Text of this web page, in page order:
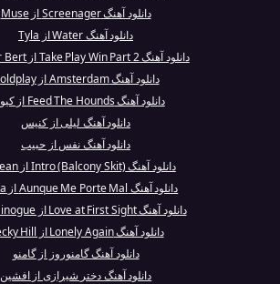
دانلود آهنگ Screenager از Muse
دانلود آهنگ Water از Tyla
دانلود آهنگ Take Play Win Part 2 از Volker Bert...
دانلود آهنگ Amsterdam از Coldplay
دانلود آهنگ Feed The Hounds از کیو ای
دانلود آهنگ لیلی از کنیس
دانلود آهنگ نفس از حبیب
دانلود آهنگ Intro (Balcony Skit) از Jay Sean
دانلود آهنگ Aunque Me Porte Mal از Ozuna
دانلود آهنگ Love at First Sight از Kylie Minogue
دانلود آهنگ Lonely Again از Becky Hill
دانلود آهنگ گامنوروز از گامنو
دانلود آهنگ دختر شیرازی از افشین